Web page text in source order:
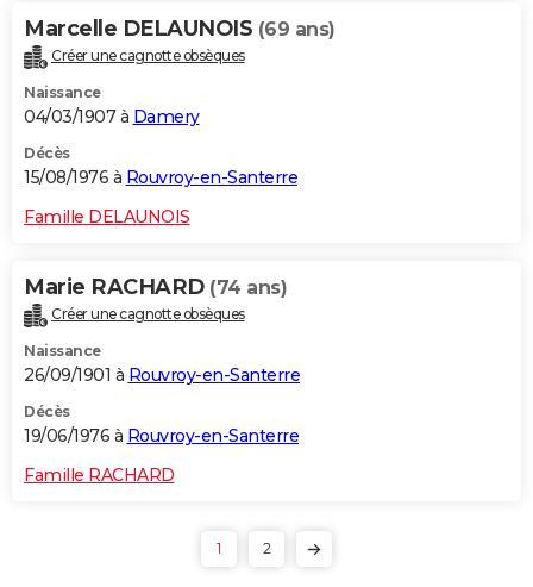
Marcelle DELAUNOIS (69 ans)
Créer une cagnotte obsèques
Naissance
04/03/1907 à Damery
Décès
15/08/1976 à Rouvroy-en-Santerre
Famille DELAUNOIS
Marie RACHARD (74 ans)
Créer une cagnotte obsèques
Naissance
26/09/1901 à Rouvroy-en-Santerre
Décès
19/06/1976 à Rouvroy-en-Santerre
Famille RACHARD
1 2